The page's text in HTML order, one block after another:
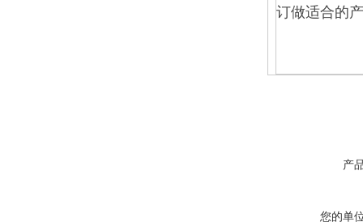
订做适合的
产
您的单